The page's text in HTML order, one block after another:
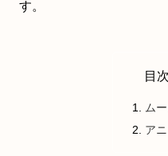
す。
目次
ム
ア